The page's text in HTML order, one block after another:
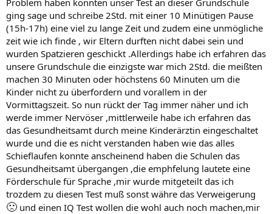
ging sage und schreibe 2Std. mit einer 10 Minütigen Pause
(15h-17h) eine viel zu lange Zeit und zudem eine unmögliche
zeit wie ich finde , wir Eltern durften nicht dabei sein und
wurden Spatzieren geschickt .Allerdings habe ich erfahren das
unsere Grundschule die einzigste war mich 2Std. die meißten
machen 30 Minuten oder höchstens 60 Minuten um die
Kinder nicht zu überfordern und vorallem in der
Vormittagszeit. So nun rückt der Tag immer näher und ich
werde immer Nervöser ,mittlerweile habe ich erfahren das
das Gesundheitsamt durch meine Kinderärztin eingeschaltet
wurde und die es nicht verstanden haben wie das alles
Schieflaufen konnte anscheinend haben die Schulen das
Gesundheitsamt übergangen ,die emphfelung lautete eine
Förderschule für Sprache ,mir wurde mitgeteilt das ich
trozdem zu diesen Test muß sonst währe das Verweigerung
🙁 und einen IQ Test wollen die wohl auch noch machen,mir